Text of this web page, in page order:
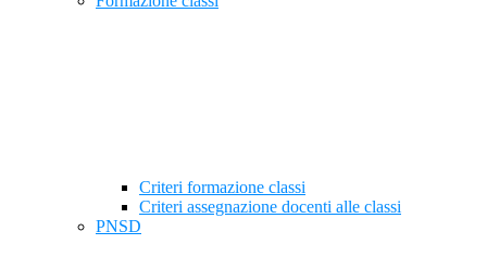
Criteri formazione classi
Criteri assegnazione docenti alle classi
PNSD